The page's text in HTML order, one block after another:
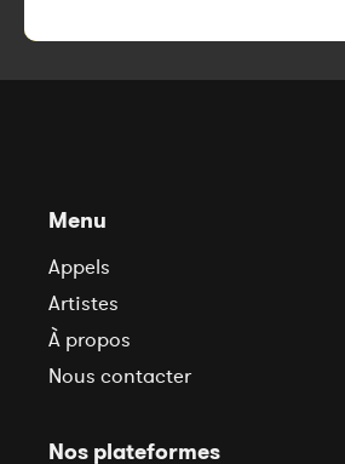
Menu
Appels
Artistes
À propos
Nous contacter
Nos plateformes